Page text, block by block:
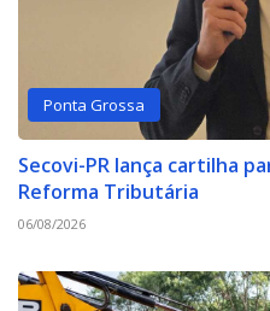
Ponta Grossa
Secovi-PR lança cartilha
Reforma Tributária
06/08/2026